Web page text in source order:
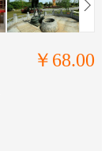
￥68.00